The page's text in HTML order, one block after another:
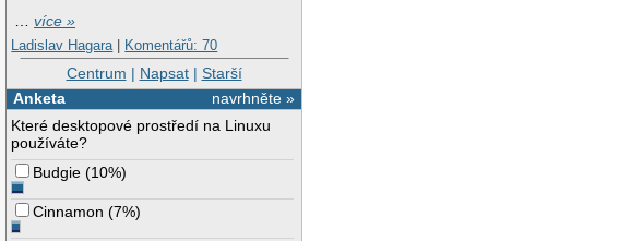
…více »
Ladislav Hagara | Komentářů: 70
Centrum | Napsat| Starší
navrhněte »
Anketa
Které desktopové prostředí na Linuxu
používáte?
Budgie (10%)
Cinnamon (7%)